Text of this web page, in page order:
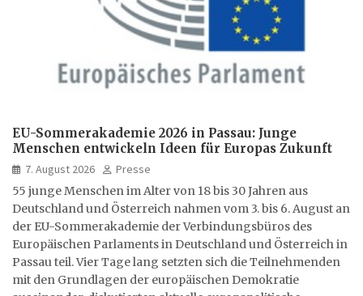
EU-Sommerakademie 2026 in Passau: Junge
Menschen entwickeln Ideen für Europas Zukunft
7. August 2026
Presse
55 junge Menschen im Alter von 18 bis 30 Jahren aus
Deutschland und Österreich nahmen vom 3. bis 6. August an
der EU-Sommerakademie der Verbindungsbüros des
Europäischen Parlaments in Deutschland und Österreich in
Passau teil. Vier Tage lang setzten sich die Teilnehmenden
mit den Grundlagen der europäischen Demokratie